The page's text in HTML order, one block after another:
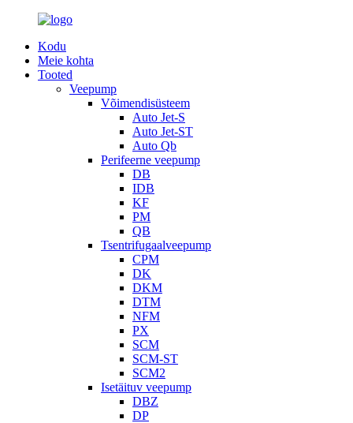
Kodu
Meie kohta
Tooted
Veepump
Võimendisüsteem
Auto Jet-S
Auto Jet-ST
Auto Qb
Perifeerne veepump
DB
IDB
KF
PM
QB
Tsentrifugaalveepump
CPM
DK
DKM
DTM
NFM
PX
SCM
SCM-ST
SCM2
Isetäituv veepump
DBZ
DP